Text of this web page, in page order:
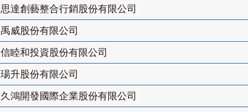
思達創藝整合行銷股份有限公司
禹威股份有限公司
信睦和投資股份有限公司
瑒升股份有限公司
久鴻開發國際企業股份有限公司